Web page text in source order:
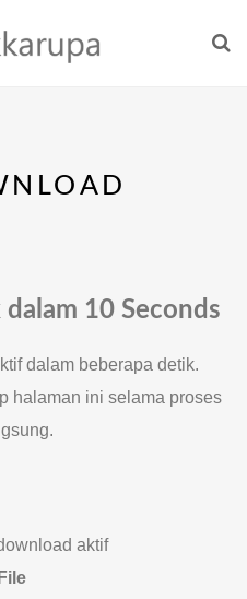
10 Seconds
dalam beberapa detik.
halaman ini selama proses
aktif